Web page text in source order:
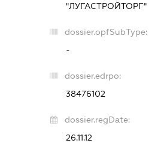
"ЛУГАСТРОЙТОРГ"
dossier.opfSubType:
-
dossier.edrpo:
38476102
dossier.regDate:
26.11.12